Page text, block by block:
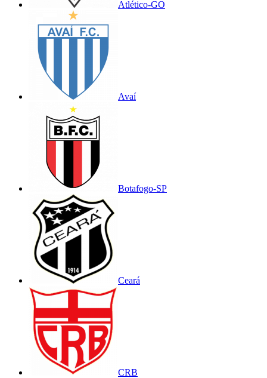
Atlético-GO
Avaí
Botafogo-SP
Ceará
CRB